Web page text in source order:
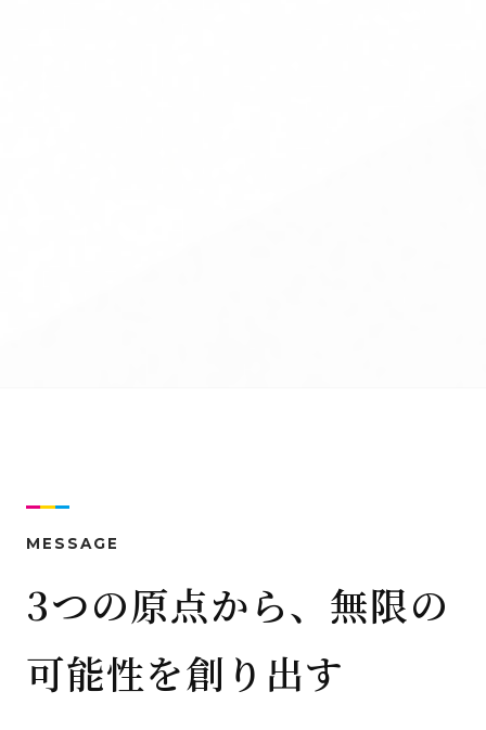
MESSAGE
3つの原点から、無限の
可能性を創り出す